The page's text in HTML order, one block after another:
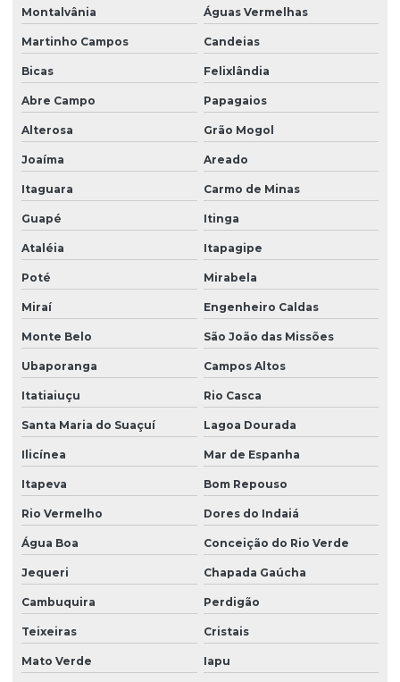
Montalvânia Águas Vermelhas
Martinho Campos Candeias
Bicas Felixlândia
Abre Campo Papagaios
Alterosa Grão Mogol
Joaíma Areado
Itaguara Carmo de Minas
Guapé Itinga
Ataléia Itapagipe
Poté Mirabela
Miraí Engenheiro Caldas
Monte Belo São João das Missões
Ubaporanga Campos Altos
Itatiaiuçu Rio Casca
Santa Maria do Suaçuí Lagoa Dourada
Ilicínea Mar de Espanha
Itapeva Bom Repouso
Rio Vermelho Dores do Indaiá
Água Boa Conceição do Rio Verde
Jequeri Chapada Gaúcha
Cambuquira Perdigão
Teixeiras Cristais
Mato Verde Iapu